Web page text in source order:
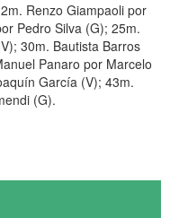
Renzo Giampaoli por
Pedro Silva (G); 25m.
30m. Bautista Barros
Panaro por Marcelo
García (V); 43m.
(G).